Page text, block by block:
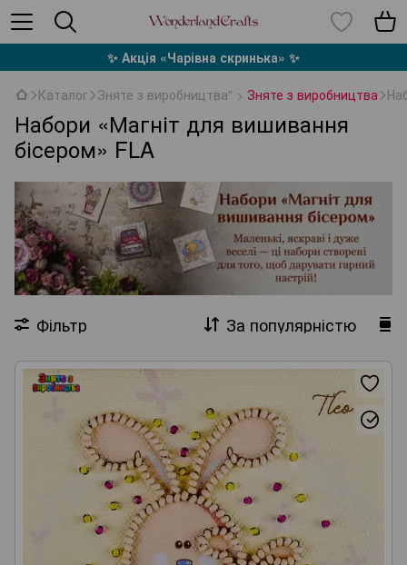
✨ Акція «Чарівна скринька» ✨
Каталог Зняте з виробництва" > Зняте з виробництва
Набори «Магніт для вишивання
бісером» FLA
Фільтр За популярністю